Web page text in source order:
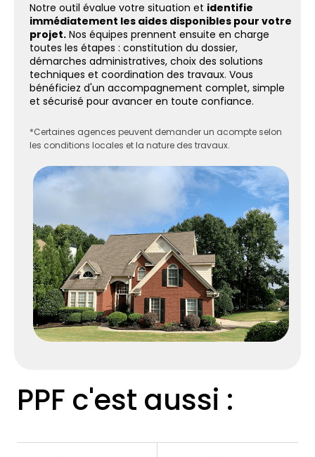
Notre outil évalue votre situation et identifie
immédiatement les aides disponibles pour votre
projet. Nos équipes prennent ensuite en charge
toutes les étapes : constitution du dossier,
démarches administratives, choix des solutions
techniques et coordination des travaux. Vous
bénéficiez d'un accompagnement complet, simple
et sécurisé pour avancer en toute confiance.
*Certaines agences peuvent demander un acompte selon
les conditions locales et la nature des travaux.
PPF c'est aussi :